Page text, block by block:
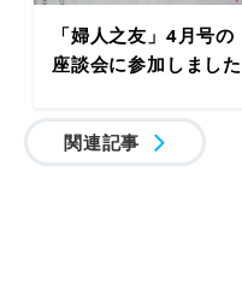
「婦人之友」4月号の
座談会に参加しました
関連記事